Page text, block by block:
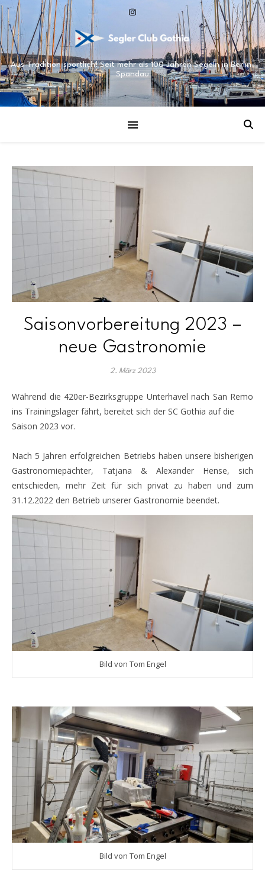
Aus Tradition sportlich! Seit mehr als 100 Jahren Segeln in Berlin-
Spandau
Saisonvorbereitung 2023 –
neue Gastronomie
2. März 2023
Während die 420er-Bezirksgruppe Unterhavel nach San Remo
ins Trainingslager fährt, bereitet sich der SC Gothia auf die
Saison 2023 vor.
Nach 5 Jahren erfolgreichen Betriebs haben unsere bisherigen
Gastronomiepächter, Tatjana & Alexander Hense, sich
entschieden, mehr Zeit für sich privat zu haben und zum
31.12.2022 den Betrieb unserer Gastronomie beendet.
Bild von Tom Engel
Bild von Tom Engel